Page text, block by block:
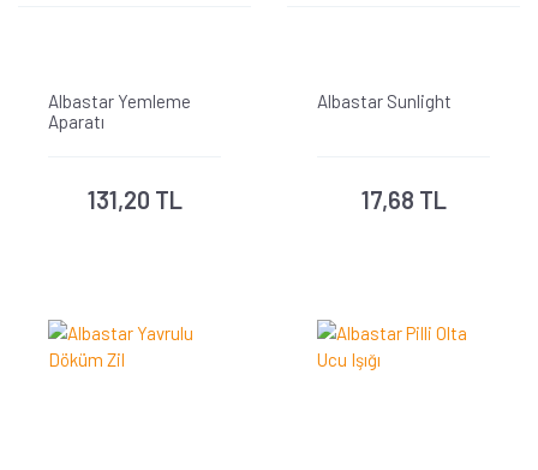
Albastar Yemleme
Aparatı
131,20 TL
Albastar Sunlight
17,68 TL